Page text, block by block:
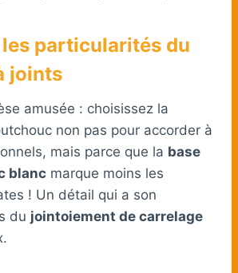
les particularités du
joints
amusée : choisissez la
non pas pour accorder à
mais parce que la base
blanc marque moins les
! Un détail qui a son
du jointoiement de carrelage